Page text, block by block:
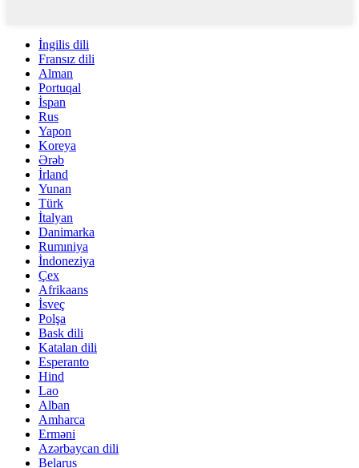
İngilis dili
Fransız dili
Alman
Portuqal
İspan
Rus
Yapon
Koreya
Ərəb
İrland
Yunan
Türk
İtalyan
Danimarka
Rumıniya
İndoneziya
Çex
Afrikaans
İsveç
Polşa
Bask dili
Katalan dili
Esperanto
Hind
Lao
Alban
Amharca
Erməni
Azərbaycan dili
Belarus